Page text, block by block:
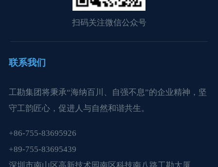
扫码关注微信公众号
联系我们
工勘集团将秉承“海纳百川、自强不息”的企业精神，坚
守工韵匠心，促进人与自然和谐共生。
+86-755-83695926
+89-755-83695439